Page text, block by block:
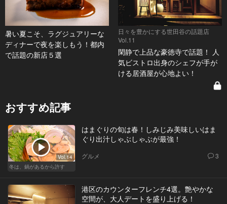
暑い夏こそ、ラグジュアリーな
ディナーで夜を楽しもう！都内
で話題の新店５選
日々を豊かにする世田谷の話題店
Vol.11
閑静で上品な豪徳寺で話題！ 人
気ビストロ出身のシェフが手が
ける居酒屋が心地よい！
おすすめ記事
Vol.14
冬は、鍋があるから許す
はまぐりの旬は春！しみじみ美味しいはま
ぐり出汁しゃぶしゃぶが最強！
グルメ 3
港区のカウンターフレンチ4選。艶やかな
空間が、大人デートを盛り上げる！